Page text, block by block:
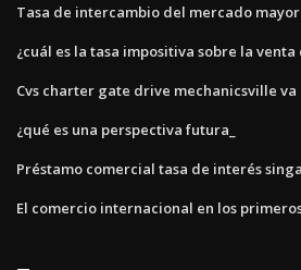
Tasa de intercambio del mercado
¿cuál es la tasa impositiva sobre la venta
Cvs charter gate drive mechanicsville va
¿qué es una perspectiva futura_
Préstamo comercial tasa de interés
El comercio internacional en los